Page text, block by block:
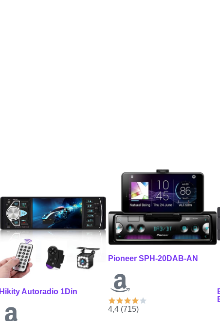
Hikity Autoradio 1Din
Pioneer SPH-20DAB-AN
4,4 (715)